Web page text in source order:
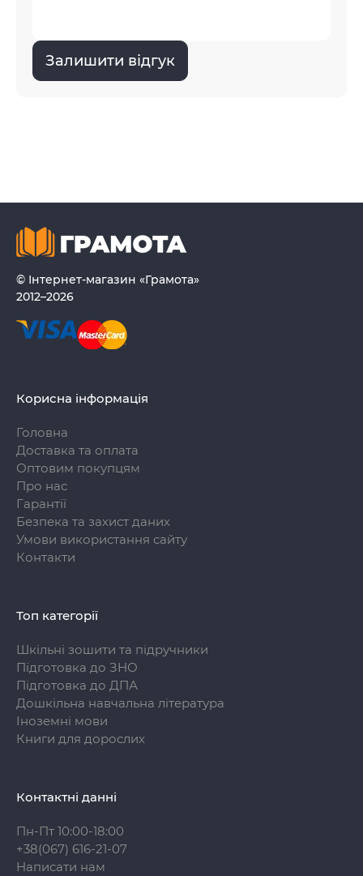
Залишити відгук
© Інтернет-магазин «Грамота»
2012–2026
Корисна інформація
Головна
Доставка та оплата
Оптовим покупцям
Про нас
Гарантії
Безпека та захист даних
Умови використання сайту
Контакти
Топ категорії
Шкільні зошити та підручники
Підготовка до ЗНО
Підготовка до ДПА
Дошкільна навчальна література
Іноземні мови
Книги для дорослих
Контактні данні
Пн-Пт 10:00-18:00
+38(067) 616-21-07
Написати нам